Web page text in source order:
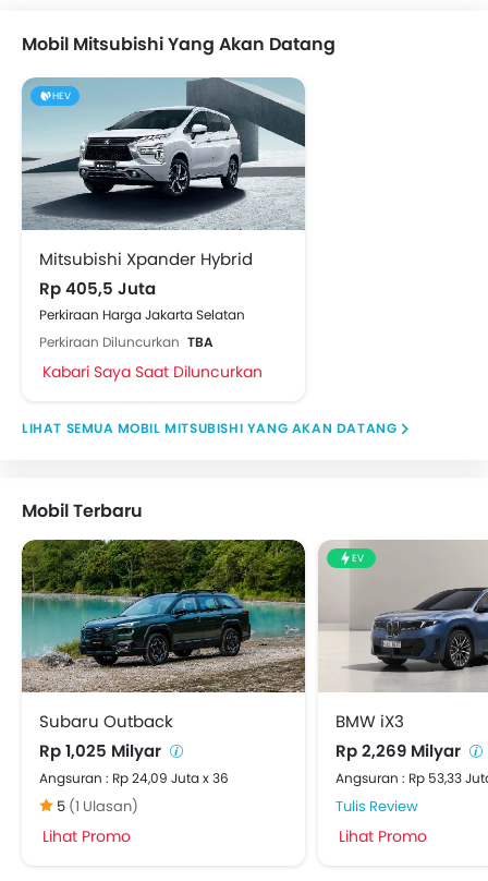
Mobil Mitsubishi Yang Akan Datang
HEV
Mitsubishi Xpander Hybrid
Rp 405,5 Juta
Perkiraan Harga Jakarta Selatan
Perkiraan Diluncurkan TBA
Kabari Saya Saat Diluncurkan
MOBIL MITSUBISHI YANG AKAN DATANG
Mobil Terbaru
Subaru Outback
Rp 1,025 Milyar
Angsuran : Rp 24,09 Juta x 36
5 (1 Ulasan)
Lihat Promo
EV
BMW iX3
Rp 2,269 Milyar
Angsuran : Rp 53,33
Tulis Review
Lihat Promo